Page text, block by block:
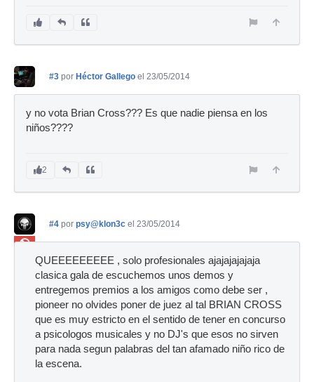
#3 por Héctor Gallego el 23/05/2014
y no vota Brian Cross??? Es que nadie piensa en los
niños????
2
Ban
#4 por psy@klon3c el 23/05/2014
QUEEEEEEEEE , solo profesionales ajajajajajaja
clasica gala de escuchemos unos demos y
entregemos premios a los amigos como debe ser ,
pioneer no olvides poner de juez al tal BRIAN CROSS
que es muy estricto en el sentido de tener en concurso
a psicologos musicales y no DJ's que esos no sirven
para nada segun palabras del tan afamado niño rico de
la escena.